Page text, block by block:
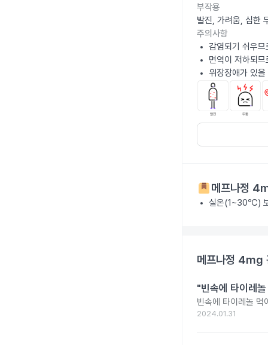
부작용
발진, 가려움, 심한
주의사항
감염되기 쉬우
면역이 저하되
위장장애가 있
메프나정
실온(1~30℃)
메프나정 4mg
"빈속에 타이레
빈속에 타이레놀 먹
2024.01.31